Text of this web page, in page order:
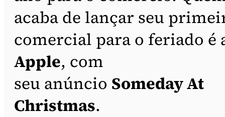
acaba de lançar seu
comercial para o feriado é
Apple, com
seu anúncio Someday At
Christmas.